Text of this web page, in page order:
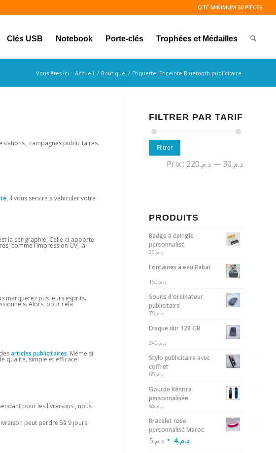
QTÉ MINIMUM 50 PIÈCES
Clés USB Notebook Porte-clés Trophées et Médailles
Vous êtes ici : Accueil / Boutique / Etiquette: Enceinte Bluetooth publicitaire
, campagnes publicitaires.
, il vous servira à véhiculer votre
la sérigraphie. Celle-ci apporte
comme l’impression UV, la
marquerez pus leurs esprits.
Alors, pour cela
articles publicitaires. Même si
qualité, simple et efficace!
pour les livraisons , nous
peut perdre 5à 9 jours.
FILTRER PAR TARIF
Filtrer
Prix : د.م.30 — د.م.220
PRODUITS
Badge à épingle
personnalisé
د.م. 20
Fontaines à eau Rabat
د.م. 150
Souris d'ordinateur
publicitaire
د.م. 75
Disque dur 128 GB
د.م. 240
Stylo publicitaire avec
coffret
د.م. 65
Gourde Kénitra
personnalisée
د.م. 65
Bracelet rose
personnalisé Maroc
د.م.5 د.م.4